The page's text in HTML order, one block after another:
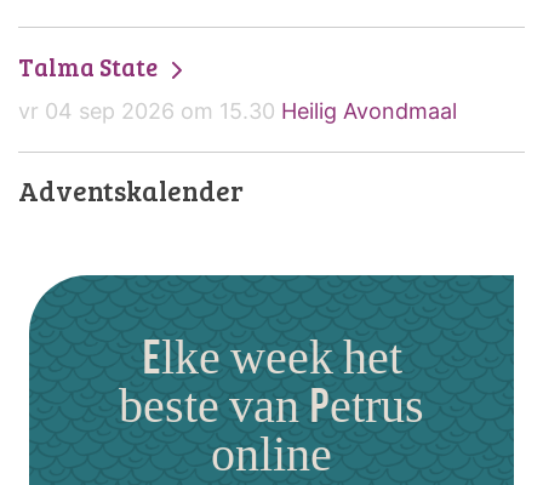
Talma State
vr 04 sep 2026 om 15.30 Heilig Avondmaal
Adventskalender
Elke week het
beste van Petrus
online